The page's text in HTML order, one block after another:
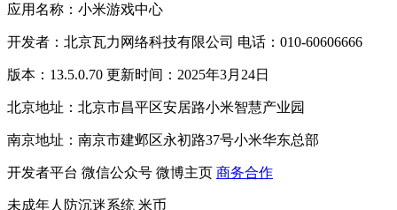
应用名称：小米游戏中心
开发者：北京瓦力网络科技有限公司 电话：010-60606666
版本：13.5.0.70 更新时间：2025年3月24日
北京地址：北京市昌平区安居路小米智慧产业园
南京地址：南京市建邺区永初路37号小米华东总部
开发者平台 微信公众号 微博主页 商务合作
未成年人防沉迷系统 米币